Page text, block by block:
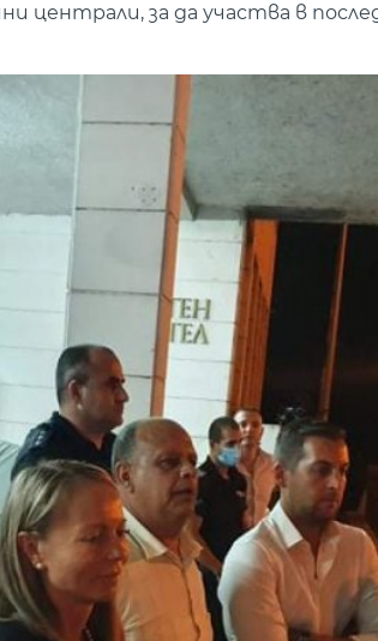
централи, за да участва в